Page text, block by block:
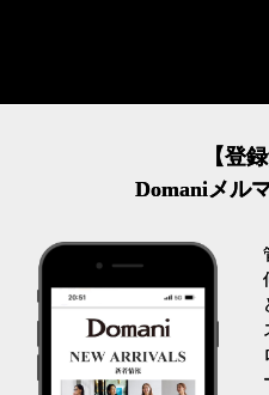
【登
Domaniメル